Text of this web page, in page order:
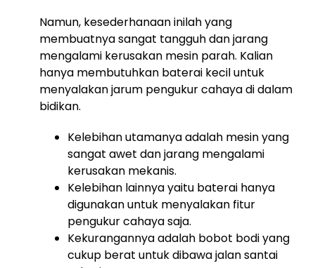
Namun, kesederhanaan inilah yang
membuatnya sangat tangguh dan jarang
mengalami kerusakan mesin parah. Kalian
hanya membutuhkan baterai kecil untuk
menyalakan jarum pengukur cahaya di dalam
bidikan.
Kelebihan utamanya adalah mesin yang
sangat awet dan jarang mengalami
kerusakan mekanis.
Kelebihan lainnya yaitu baterai hanya
digunakan untuk menyalakan fitur
pengukur cahaya saja.
Kekurangannya adalah bobot bodi yang
cukup berat untuk dibawa jalan santai